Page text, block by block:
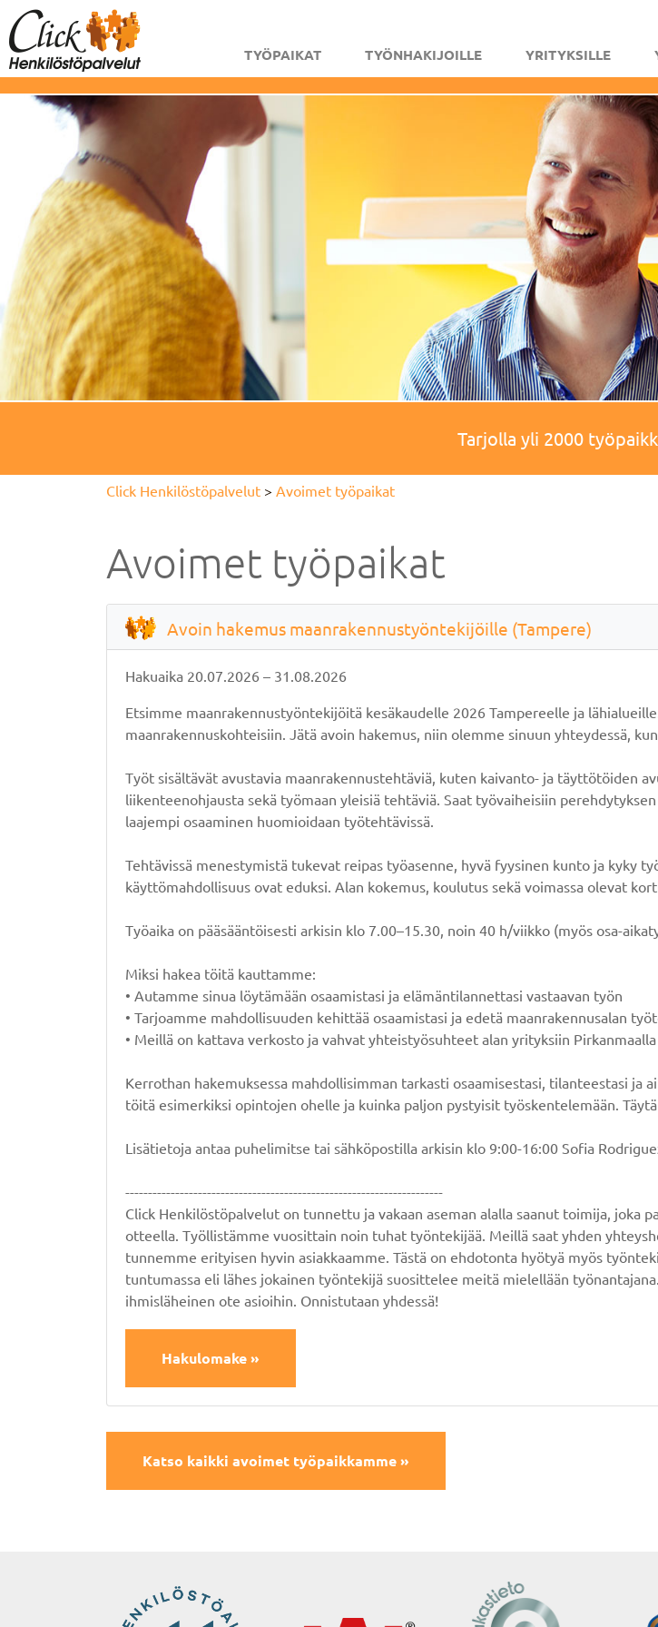
TYÖPAIKAT TYÖNHAKIJOILLE YRITYKSILLE
Tarjolla yli 2000
Click Henkilöstöpalvelut > Avoimet työpaikat
Avoimet työpaikat
Avoin hakemus maanrakennustyöntekijöille (Tampere)
Hakuaika 20.07.2026 – 31.08.2026
Etsimme maanrakennustyöntekijöitä kesäkaudelle 2026 Tampereelle ja
maanrakennuskohteisiin. Jätä avoin hakemus, niin olemme sinuun yhteydessä,
Työt sisältävät avustavia maanrakennustehtäviä, kuten kaivanto- ja täyttötöiden
liikenteenohjausta sekä työmaan yleisiä tehtäviä. Saat työvaiheisiin
laajempi osaaminen huomioidaan työtehtävissä.
Tehtävissä menestymistä tukevat reipas työasenne, hyvä fyysinen kunto ja kyky
käyttömahdollisuus ovat eduksi. Alan kokemus, koulutus sekä voimassa olevat
Työaika on pääsääntöisesti arkisin klo 7.00–15.30, noin 40 h/viikko (myös osa-
Miksi hakea töitä kauttamme:
• Autamme sinua löytämään osaamistasi ja elämäntilannettasi vastaavan työn
• Tarjoamme mahdollisuuden kehittää osaamistasi ja edetä maanrakennusalan
• Meillä on kattava verkosto ja vahvat yhteistyösuhteet alan yrityksiin Pirkanmaalla
Kerrothan hakemuksessa mahdollisimman tarkasti osaamisestasi, tilanteestasi ja
töitä esimerkiksi opintojen ohelle ja kuinka paljon pystyisit työskentelemään.
Lisätietoja antaa puhelimitse tai sähköpostilla arkisin klo 9:00-16:00 Sofia
----------------------------------------------------------------------
Click Henkilöstöpalvelut on tunnettu ja vakaan aseman alalla saanut toimija, joka
otteella. Työllistämme vuosittain noin tuhat työntekijää. Meillä saat yhden
tunnemme erityisen hyvin asiakkaamme. Tästä on ehdotonta hyötyä myös
tuntumassa eli lähes jokainen työntekijä suosittelee meitä mielellään
ihmisläheinen ote asioihin. Onnistutaan yhdessä!
Hakulomake »
Katso kaikki avoimet työpaikkamme »